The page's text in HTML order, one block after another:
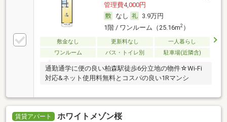
管理費4,000円
なし
3.9万円
1階 / ワンルーム（25.16m2）
敷金なし 更新料なし
一人暮らし
ワンルーム
バス・トイレ別 駐車場(近隣含)
通勤通学に便の良い柏森駅徒歩6分立地の物件☆Wi-Fi
対応&ネット使用料無料とコスパの良い1Rマンシ
賃貸アパート ホワイトメゾン桜